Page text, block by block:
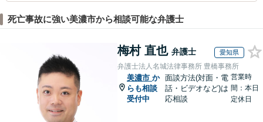
死亡事故に強い美濃市から相談可能な弁護士
梅村 直也 弁護士 愛知県
弁護士法人名城法律事務所 豊橋事務所
美濃市 か
らも相談
受付中
面談方法(対面・電
話・ビデオなど)は
応相談
営業時
間：本日
定休日